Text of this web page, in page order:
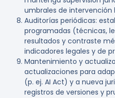
umbrales de intervención
Auditorías periódicas:
programadas (técnicas,
resultados y contraste
indicadores legales y de
Mantenimiento y
actualizaciones para
(p. ej. AI Act) y a nueva
registros de versiones y